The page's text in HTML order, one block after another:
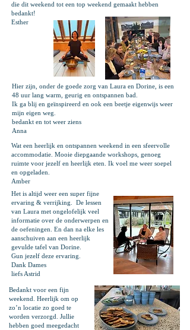
die dit weekend tot een top weekend gemaakt hebben
bedankt!
Esther
Hier zijn, onder de goede zorg van Laura en Dorine, is een
48 uur lang warm, geurig en ontspannen bad.
Ik ga blij en geïnspireerd en ook een beetje eigenwijs weer
mijn eigen weg.
bedankt en tot weer ziens
Anna
Wat een heerlijk en ontspannen weekend in een sfeervolle
accommodatie. Mooie diepgaande workshops, genoeg
ruimte voor jezelf en heerlijk eten. Ik voel me weer soepel
en opgeladen.
Amber
Het is altijd weer een super fijne
ervaring & verrijking. De lessen
van Laura met ongelofelijk veel
informatie over de onderwerpen en
de oefeningen. En dan na elke les
aanschuiven aan een heerlijk
gevulde tafel van Dorine.
Gun jezelf deze ervaring.
Dank Dames
liefs Astrid
Bedankt voor een fijn
weekend. Heerlijk om op
zo’n locatie zo goed te
worden verzorgd. Jullie
hebben goed meegedacht